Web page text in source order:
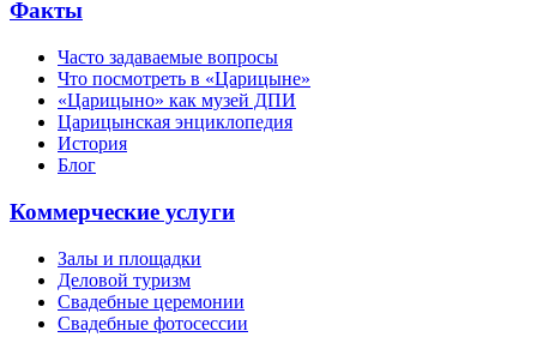
Факты
Часто задаваемые вопросы
Что посмотреть в «Царицыне»
«Царицыно» как музей ДПИ
Царицынская энциклопедия
История
Блог
Коммерческие услуги
Залы и площадки
Деловой туризм
Свадебные церемонии
Свадебные фотосессии